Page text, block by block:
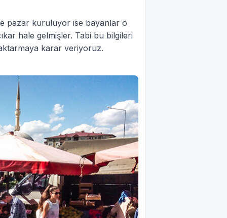
pazar kuruluyor ise bayanlar o
hale gelmişler. Tabi bu bilgileri
karar veriyoruz.